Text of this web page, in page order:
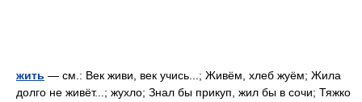
жить — см.: Век живи, век учись...; Живём, хлеб жуём; Жила
долго не живёт...; жухло; Знал бы прикуп, жил бы в сочи; Тяжко